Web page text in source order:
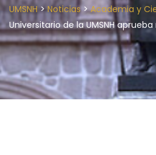
UMSNH>Noticias>Academia y
Universitario de la UMSNH